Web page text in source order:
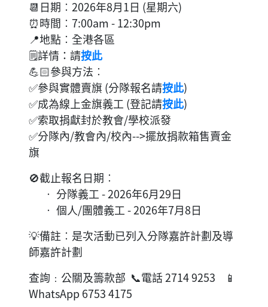
📆日期︰2026年8月1日 (星期六)
⏰時間︰7:00am - 12:30pm
📍地點︰全港各區
🗒️詳情：請按此
💪🏻參與方法︰
✅參與實體賣旗 (分隊報名請按此)
✅成為線上金旗義工 (登記請按此)
✅索取捐獻封於教會/學校派發
✅分隊內/教會內/校內-->擺放捐款箱售賣金
旗
🚫截止報名日期︰
‧ 分隊義工 - 2026年6月29日
‧ 個人/團體義工 - 2026年7月8日
💡備註︰是次活動已列入分隊嘉許計劃及導
師嘉許計劃
查詢﹕公關及籌款部 📞電話 2714 9253 📱
WhatsApp 6753 4175